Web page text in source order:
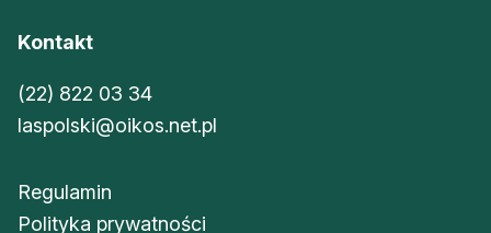
Kontakt
(22) 822 03 34
laspolski@oikos.net.pl
Regulamin
Polityka prywatności